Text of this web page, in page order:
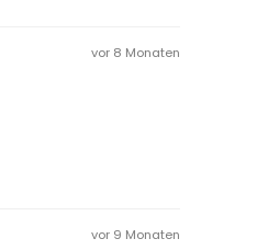
vor 8 Monaten
vor 9 Monaten